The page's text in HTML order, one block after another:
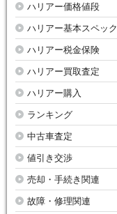
ハリアー価格値段
ハリアー基本スペック
ハリアー税金保険
ハリアー買取査定
ハリアー購入
ランキング
中古車査定
値引き交渉
売却・手続き関連
故障・修理関連